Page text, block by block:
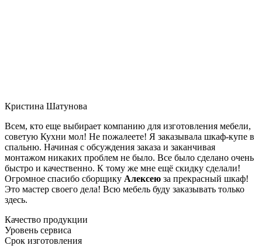
Кристина Шатунова
Всем, кто еще выбирает компанию для изготовления мебели,
советую Кухни мол! Не пожалеете! Я заказывала шкаф-купе в
спальню. Начиная с обсуждения заказа и заканчивая
монтажом никаких проблем не было. Все было сделано очень
быстро и качественно. К тому же мне ещё скидку сделали!
Огромное спасибо сборщику Алексею за прекрасный шкаф!
Это мастер своего дела! Всю мебель буду заказывать только
здесь.
Качество продукции
Уровень сервиса
Срок изготовления